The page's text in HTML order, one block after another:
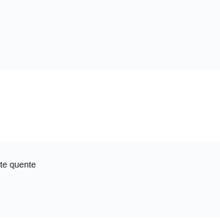
quente